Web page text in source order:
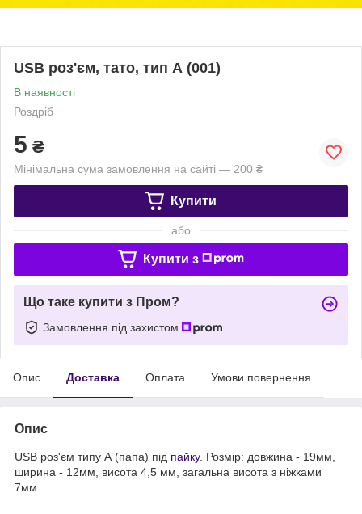
USB роз'єм, тато, тип А (001)
В наявності
Роздріб
5 ₴
Мінімальна сума замовлення на сайті — 200 ₴
Купити
або
Купити з
Що таке купити з Пром?
Замовлення під захистом
Опис Доставка Оплата Умови повернення
Опис
USB роз'єм типу А (папа) під пайку. Розмір: довжина - 19мм,
ширина - 12мм, висота 4,5 мм, загальна висота з ніжками
7мм.